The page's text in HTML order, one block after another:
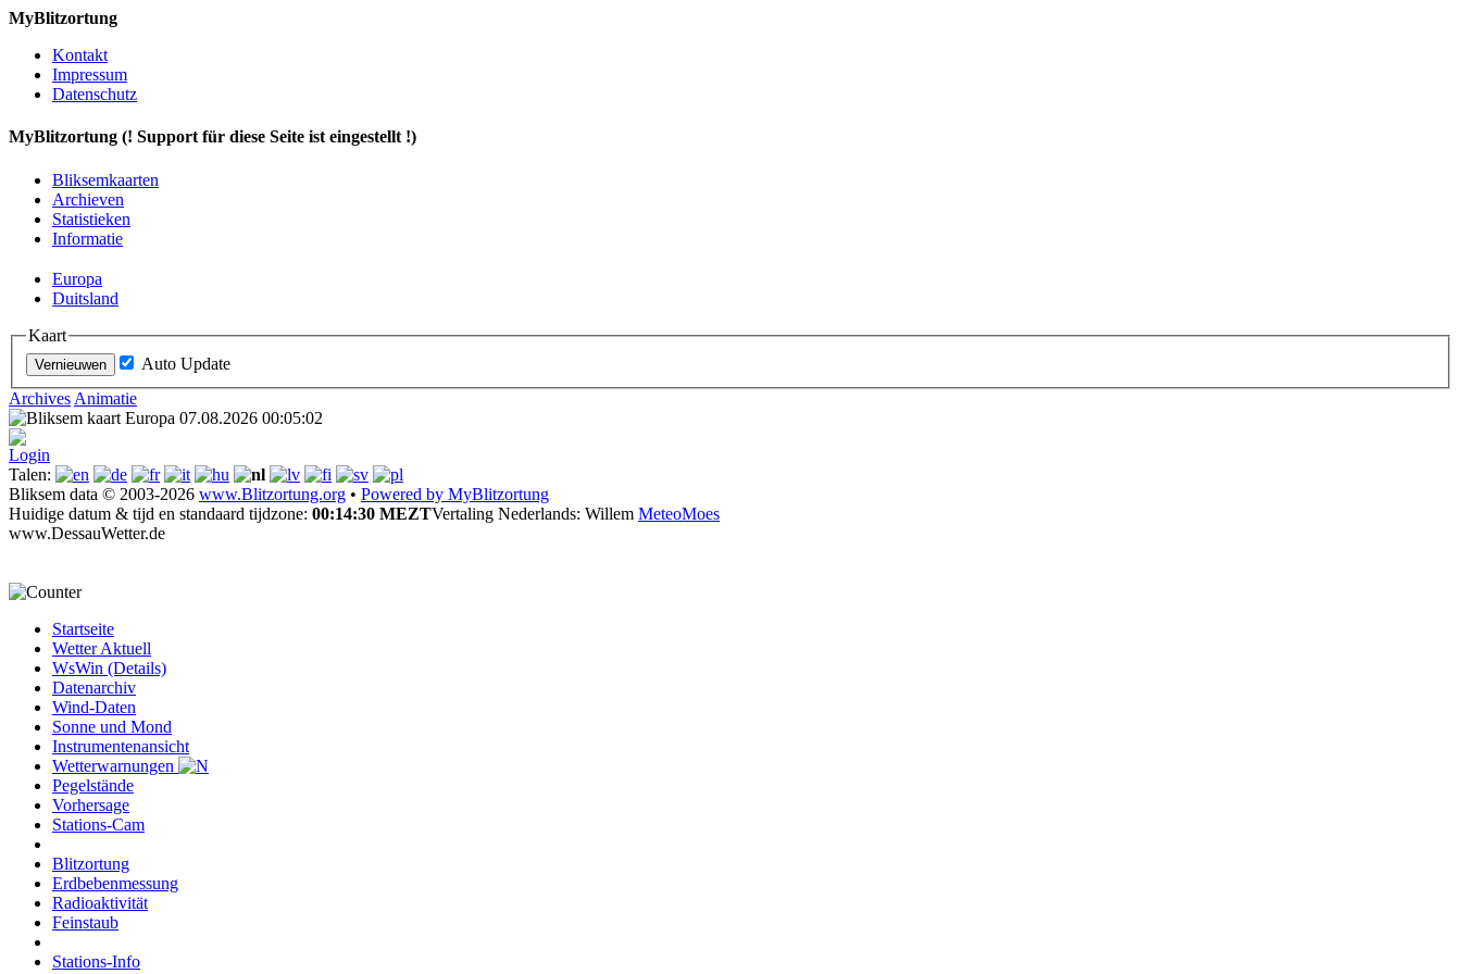
MyBlitzortung
Kontakt
Impressum
Datenschutz
MyBlitzortung (! Support für diese Seite ist eingestellt !)
Bliksemkaarten
Archieven
Statistieken
Informatie
Europa
Duitsland
Kaart
Auto Update
Archives Animatie
Login
Talen:
Bliksem data © 2003-2026 www.Blitzortung.org • Powered by MyBlitzortung
Huidige datum & tijd en standaard tijdzone: 00:14:30 MEZTVertaling Nederlands: Willem MeteoMoes
www.DessauWetter.de
Startseite
Wetter Aktuell
WsWin (Details)
Datenarchiv
Wind-Daten
Sonne und Mond
Instrumentenansicht
Wetterwarnungen
Pegelstände
Vorhersage
Stations-Cam
Blitzortung
Erdbebenmessung
Radioaktivität
Feinstaub
Stations-Info